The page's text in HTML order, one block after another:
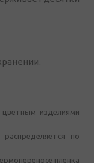
изделиями
по
пленка